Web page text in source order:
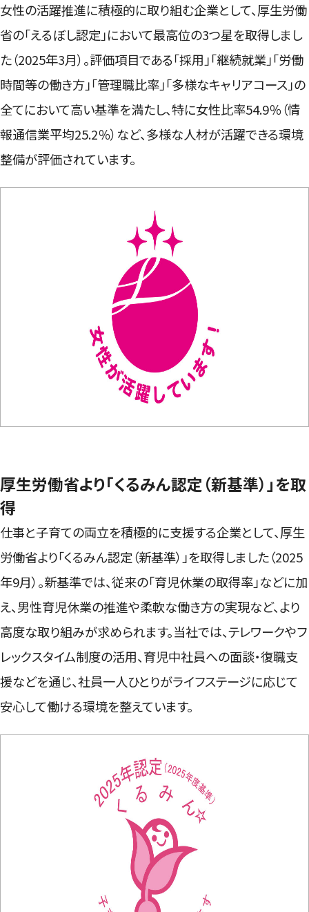
女性の活躍推進に積極的に取り組む企業として、厚生労働
省の「えるぼし認定」において最高位の3つ星を取得しまし
た（2025年3月）。評価項目である「採用」「継続就業」「労働
時間等の働き方」「管理職比率」「多様なキャリアコース」の
全てにおいて高い基準を満たし、特に女性比率54.9％（情
報通信業平均25.2％）など、多様な人材が活躍できる環境
整備が評価されています。
厚生労働省より「くるみん認定（新基準）」を取
得
仕事と子育ての両立を積極的に支援する企業として、厚生
労働省より「くるみん認定（新基準）」を取得しました（2025
年9月）。新基準では、従来の「育児休業の取得率」などに加
え、男性育児休業の推進や柔軟な働き方の実現など、より
高度な取り組みが求められます。当社では、テレワークやフ
レックスタイム制度の活用、育児中社員への面談・復職支
援などを通じ、社員一人ひとりがライフステージに応じて
安心して働ける環境を整えています。